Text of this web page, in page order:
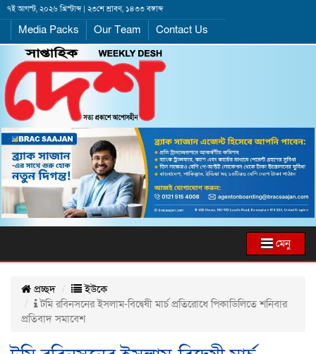
৭ই আগস্ট, ২০২৬ খ্রিস্টাব্দ | ২৩শে শ্রাবণ, ১৪৩৩ বঙ্গাব্দ
Media Packs Our Team Contact Us
মেনু
প্রচ্ছদ
ইউকে
টমি রবিনসনের ইসলাম-বিদ্বেষী মার্চ প্রতিরোধে পিকাডিলিতে শনিবার
প্রতিবাদ সমাবেশ